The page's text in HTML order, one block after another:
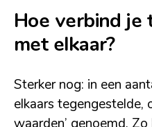
Hoe verbind je
met elkaar?
Sterker nog: in een
elkaars tegengestelde,
waarden’ genoemd.